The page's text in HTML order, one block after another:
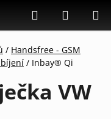
Hledat
KOŠÍK
/ Handsfree - GSM
/ Inbay® Qi
VW